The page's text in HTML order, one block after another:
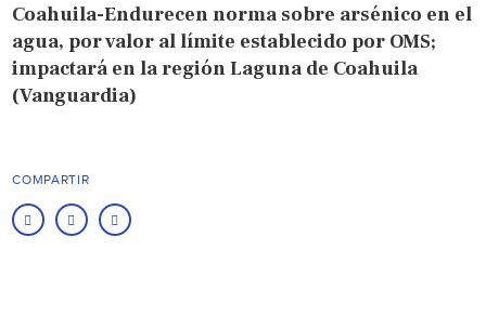
Coahuila-Endurecen norma sobre arsénico en el
agua, por valor al límite establecido por OMS;
impactará en la región Laguna de Coahuila
(Vanguardia)
COMPARTIR